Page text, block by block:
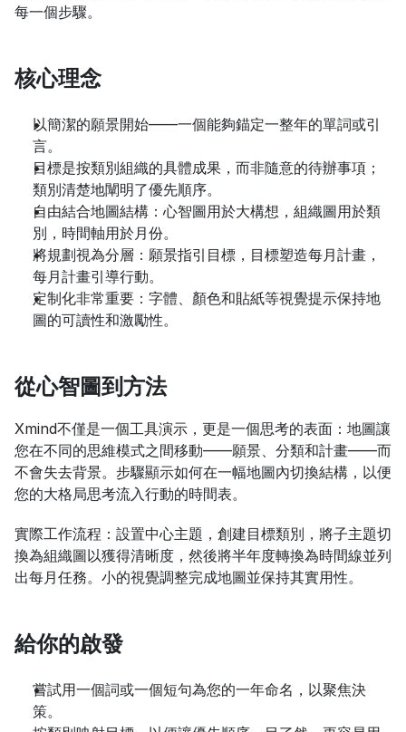
每一個步驟。
核心理念
以簡潔的願景開始——一個能夠錨定一整年的單詞或引
言。
目標是按類別組織的具體成果，而非隨意的待辦事項；
類別清楚地闡明了優先順序。
自由結合地圖結構：心智圖用於大構想，組織圖用於類
別，時間軸用於月份。
將規劃視為分層：願景指引目標，目標塑造每月計畫，
每月計畫引導行動。
定制化非常重要：字體、顏色和貼紙等視覺提示保持地
圖的可讀性和激勵性。
從心智圖到方法
Xmind不僅是一個工具演示，更是一個思考的表面：地圖讓
您在不同的思維模式之間移動——願景、分類和計畫——而
不會失去背景。步驟顯示如何在一幅地圖內切換結構，以便
您的大格局思考流入行動的時間表。
實際工作流程：設置中心主題，創建目標類別，將子主題切
換為組織圖以獲得清晰度，然後將半年度轉換為時間線並列
出每月任務。小的視覺調整完成地圖並保持其實用性。
給你的啟發
嘗試用一個詞或一個短句為您的一年命名，以聚焦決
策。